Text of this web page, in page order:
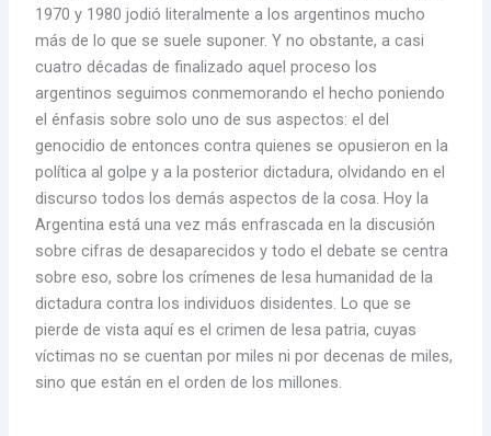
1970 y 1980 jodió literalmente a los argentinos mucho
más de lo que se suele suponer. Y no obstante, a casi
cuatro décadas de finalizado aquel proceso los
argentinos seguimos conmemorando el hecho poniendo
el énfasis sobre solo uno de sus aspectos: el del
genocidio de entonces contra quienes se opusieron en la
política al golpe y a la posterior dictadura, olvidando en el
discurso todos los demás aspectos de la cosa. Hoy la
Argentina está una vez más enfrascada en la discusión
sobre cifras de desaparecidos y todo el debate se centra
sobre eso, sobre los crímenes de lesa humanidad de la
dictadura contra los individuos disidentes. Lo que se
pierde de vista aquí es el crimen de lesa patria, cuyas
víctimas no se cuentan por miles ni por decenas de miles,
sino que están en el orden de los millones.